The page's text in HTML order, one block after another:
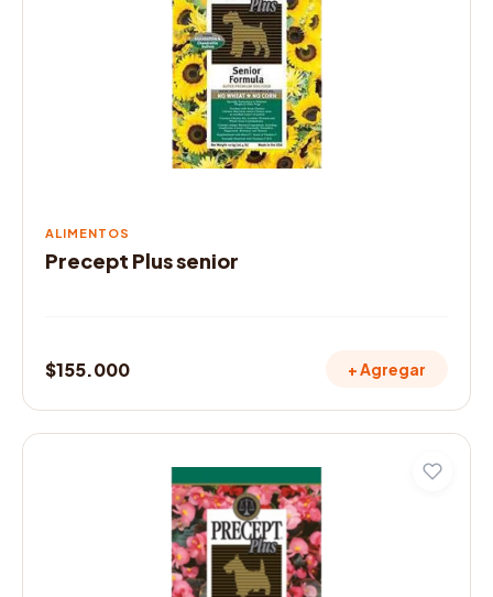
ALIMENTOS
Precept Plus senior
$155.000 + Agregar